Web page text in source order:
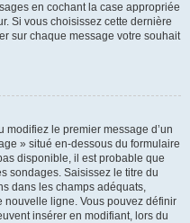
en cochant la case appropriée
Si vous choisissez cette dernière
sur chaque message votre souhait
le premier message d’un
» situé en-dessous du formulaire
disponible, il est probable que
sondages. Saisissez le titre du
dans les champs adéquats,
ligne. Vous pouvez définir
insérer en modifiant, lors du